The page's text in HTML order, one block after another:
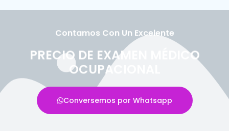
Contamos Con Un Excelente
PRECIO DE EXAMEN MÉDICO
OCUPACIONAL
Conversemos por Whatsapp